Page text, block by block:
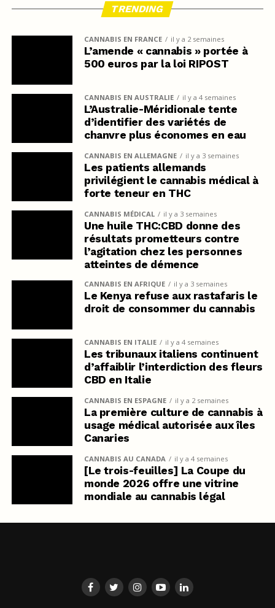
TRENDING
CANNABIS EN FRANCE il y a 2 semaines
L’amende « cannabis » portée à
500 euros par la loi RIPOST
CANNABIS EN AUSTRALIE il y a 4 semaines
L’Australie-Méridionale tente
d’identifier des variétés de
chanvre plus économes en eau
CANNABIS EN ALLEMAGNE il y a 3 semaines
Les patients allemands
privilégient le cannabis médical à
forte teneur en THC
CANNABIS MÉDICAL il y a 3 semaines
Une huile THC:CBD donne des
résultats prometteurs contre
l’agitation chez les personnes
atteintes de démence
CANNABIS EN AFRIQUE il y a 3 semaines
Le Kenya refuse aux rastafaris le
droit de consommer du cannabis
CANNABIS EN ITALIE il y a 4 semaines
Les tribunaux italiens continuent
d’affaiblir l’interdiction des fleurs
CBD en Italie
CANNABIS EN ESPAGNE il y a 2 semaines
La première culture de cannabis à
usage médical autorisée aux îles
Canaries
CANNABIS AU CANADA il y a 4 semaines
[Le trois-feuilles] La Coupe du
monde 2026 offre une vitrine
mondiale au cannabis légal